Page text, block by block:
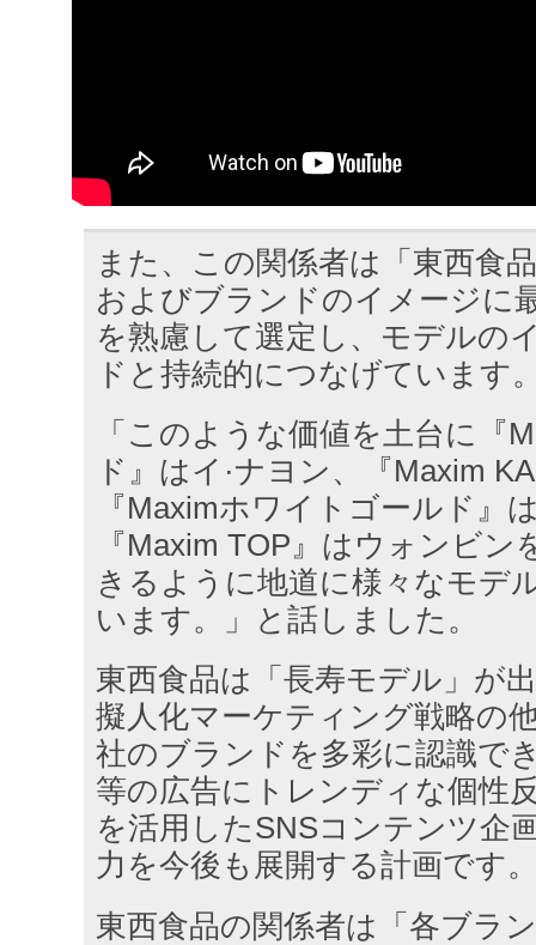
また、この関係者は「東西食
およびブランドのイメージに
を熟慮して選定し、モデルの
ドと持続的につなげています
「このような価値を土台に『
ド』はイ·ナヨン、『Maxim
『Maximホワイトゴールド』
『Maxim TOP』はウォンビン
きるように地道に様々なモデ
います。」と話しました。
東西食品は「長寿モデル」が
擬人化マーケティング戦略の
社のブランドを多彩に認識で
等の広告にトレンディな個性
を活用したSNSコンテンツ企
力を今後も展開する計画です
東西食品の関係者は「各ブラ